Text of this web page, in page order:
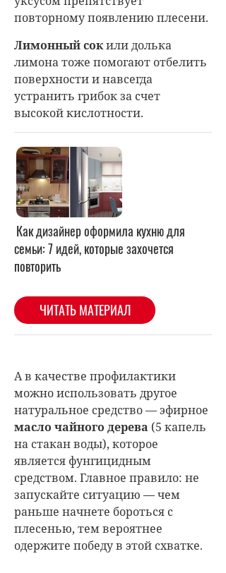
повторному появлению плесени.
Лимонный сокили долька
лимона тоже помогают отбелить
поверхности и навсегда
устранить грибок за счет
высокой кислотности.
А в качестве профилактики
можно использовать другое
натуральное средство — эфирное
масло чайного дерева (5 капель
на стакан воды), которое
является фунгицидным
средством. Главное правило: не
запускайте ситуацию — чем
раньше начнете бороться с
плесенью, тем вероятнее
одержите победу в этой схватке.